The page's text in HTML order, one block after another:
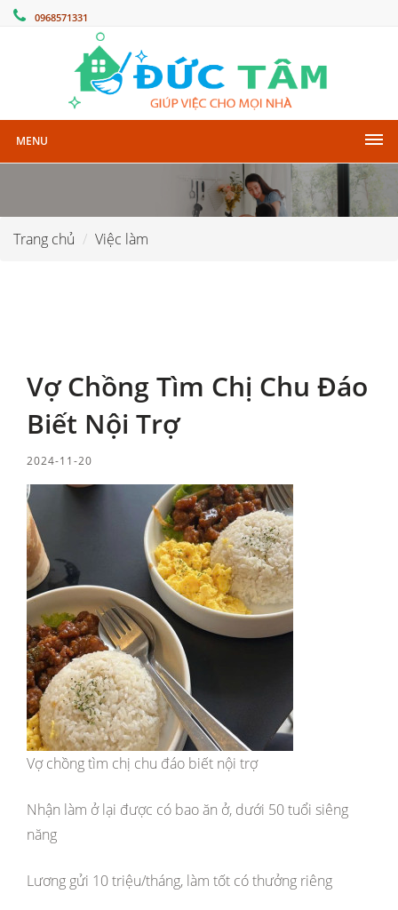
0968571331
MENU
Trang chủ Việc làm
Vợ Chồng Tìm Chị Chu Đáo
Biết Nội Trợ
2024-11-20
Vợ chồng tìm chị chu đáo biết nội trợ
Nhận làm ở lại được có bao ăn ở, dưới 50 tuổi siêng
năng
Lương gửi 10 triệu/tháng, làm tốt có thưởng riêng